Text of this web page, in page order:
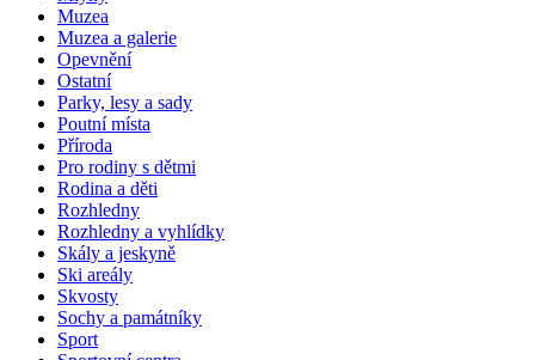
Muzea
Muzea a galerie
Opevnění
Ostatní
Parky, lesy a sady
Poutní místa
Příroda
Pro rodiny s dětmi
Rodina a děti
Rozhledny
Rozhledny a vyhlídky
Skály a jeskyně
Ski areály
Skvosty
Sochy a památníky
Sport